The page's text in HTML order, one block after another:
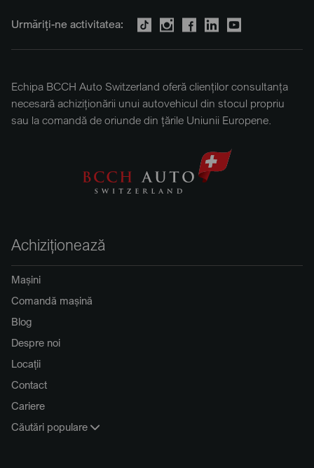
Urmăriți-ne activitatea:
Echipa BCCH Auto Switzerland oferă clienților consultanța
necesară achiziționării unui autovehicul din stocul propriu
sau la comandă de oriunde din țările Uniunii Europene.
Achiziționează
Mașini
Comandă mașină
Blog
Despre noi
Locații
Contact
Cariere
Căutări populare